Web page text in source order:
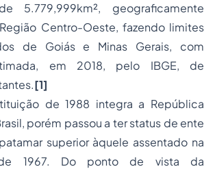
5.779,999km², geograficamente
Centro-Oeste, fazendo limites
de Goiás e Minas Gerais, com
em 2018, pelo IBGE, de
[1]
de 1988 integra a República
porém passou a ter status de ente
superior àquele assentado na
de 1967. Do ponto de vista da